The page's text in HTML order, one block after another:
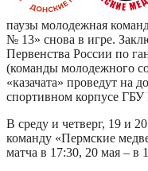
паузы молодежная
№ 13» снова в игре.
Первенства России по
(команды молодежного
«казачата» проведут на
спортивном корпусе
В среду и четверг, 19 и
команду «Пермские
матча в 17:30, 20 мая – в